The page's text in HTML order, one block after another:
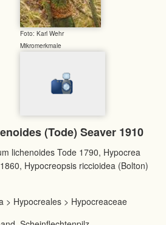
Foto: Karl Wehr
Mikromerkmale
(Tode) Seaver 1910
lichenoides Tode 1790, Hypocrea
Hypocreopsis riccioidea (Bolton)
> Hypocreales > Hypocreaceae